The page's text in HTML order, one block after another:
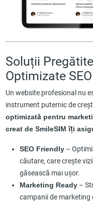
Soluții
Optimizate SEO
Un website profesional nu
instrument puternic de
optimizată pentru
creat de SmileSIM îți
SEO Friendly–
căutare, care crește
găsească mai ușor.
Marketing Ready–
campanii de marketing